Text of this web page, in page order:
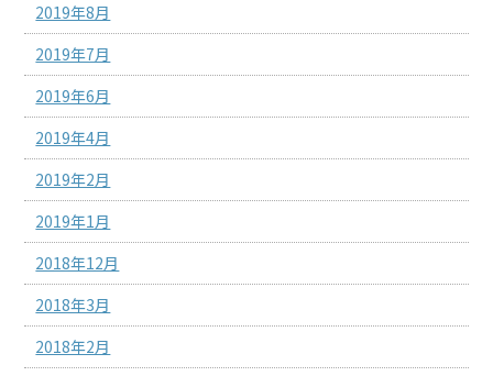
2019年8月
2019年7月
2019年6月
2019年4月
2019年2月
2019年1月
2018年12月
2018年3月
2018年2月